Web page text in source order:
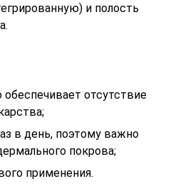
и полость
обеспечивает отсутствие
в день, поэтому важно
покрова;
применения.